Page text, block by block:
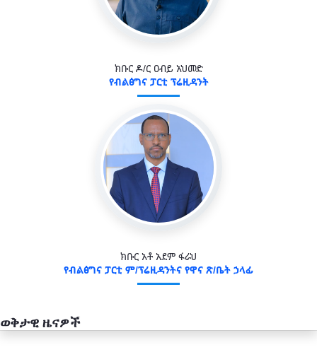
ክቡር ዶ/ር ዐብይ አህመድ
የብልፅግና ፓርቲ ፕሬዚዳንት
ክቡር አቶ አደም ፋራህ
የብልፅግና ፓርቲ ም/ፕሬዚዳንትና የዋና ጽ/ቤት ኃላፊ
ወቅታዊ ዜናዎች